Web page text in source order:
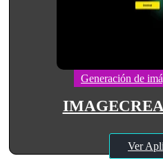
Generación de
Ver